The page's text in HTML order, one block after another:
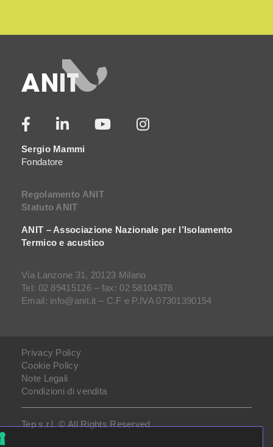
Sergio Mammi
Fondatore
Regolamento ANIT
Statuto ANIT
ANIT – Associazione Nazionale per l’Isolamento
Termico e acustico
Via Lanzone 31, 20123 Milano
Tel: 02 89415126 – fax: 02 58104378
Email: info@anit.it – C.F e P.IVA 07301390154
Tep s.r.l. © All Rights Reserved
Privacy Policy
Cookie Policy
Note Legali
Condizioni di vendita